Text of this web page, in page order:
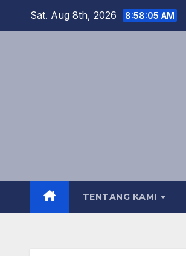
Sat. Aug 8th, 2026 8:58:07 AM
TENTANG KAMI